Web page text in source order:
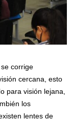
corrige
cercana, esto
para visión lejana,
los
lentes de